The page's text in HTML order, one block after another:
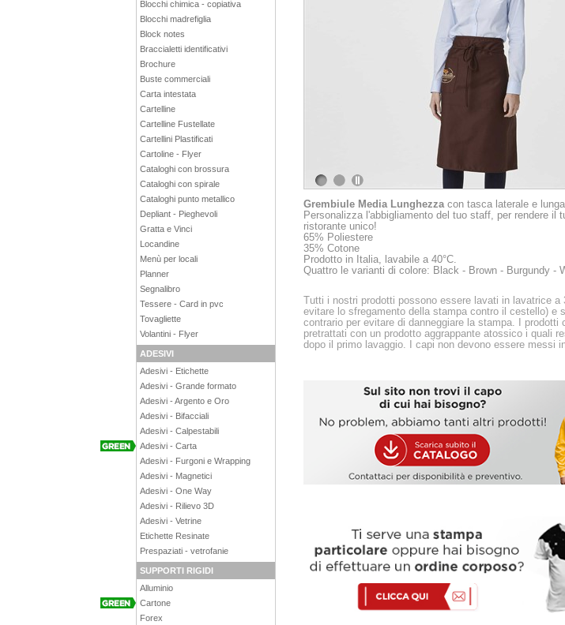
Blocchi chimica - copiativa
Blocchi madrefiglia
Block notes
Braccialetti identificativi
Brochure
Buste commerciali
Carta intestata
Cartelline
Cartelline Fustellate
Cartellini Plastificati
Cartoline - Flyer
Cataloghi con brossura
Cataloghi con spirale
Cataloghi punto metallico
Depliant - Pieghevoli
Gratta e Vinci
Locandine
Menù per locali
Planner
Segnalibro
Tessere - Card in pvc
Tovagliette
Volantini - Flyer
ADESIVI
Adesivi - Etichette
Adesivi - Grande formato
Adesivi - Argento e Oro
Adesivi - Bifacciali
Adesivi - Calpestabili
Adesivi - Carta
Adesivi - Furgoni e Wrapping
Adesivi - Magnetici
Adesivi - One Way
Adesivi - Rilievo 3D
Adesivi - Vetrine
Etichette Resinate
Prespaziati - vetrofanie
SUPPORTI RIGIDI
Alluminio
Cartone
Forex
Grembiule Media Lunghezzacon tasca laterale e
Personalizza l'abbigliamento del tuo staff, per rendere il
ristorante unico!
65% Poliestere
35% Cotone
Prodotto in Italia, lavabile a 40°C.
Quattro le varianti di colore: Black - Brown - Burgundy -
Tutti i nostri prodotti possono essere lavati in lavatrice a
evitare lo sfregamento della stampa contro il cestello) e
contrario per evitare di danneggiare la stampa. I prodotti
pretrattati con un prodotto aggrappante atossico i quali
dopo il primo lavaggio. I capi non devono essere messi